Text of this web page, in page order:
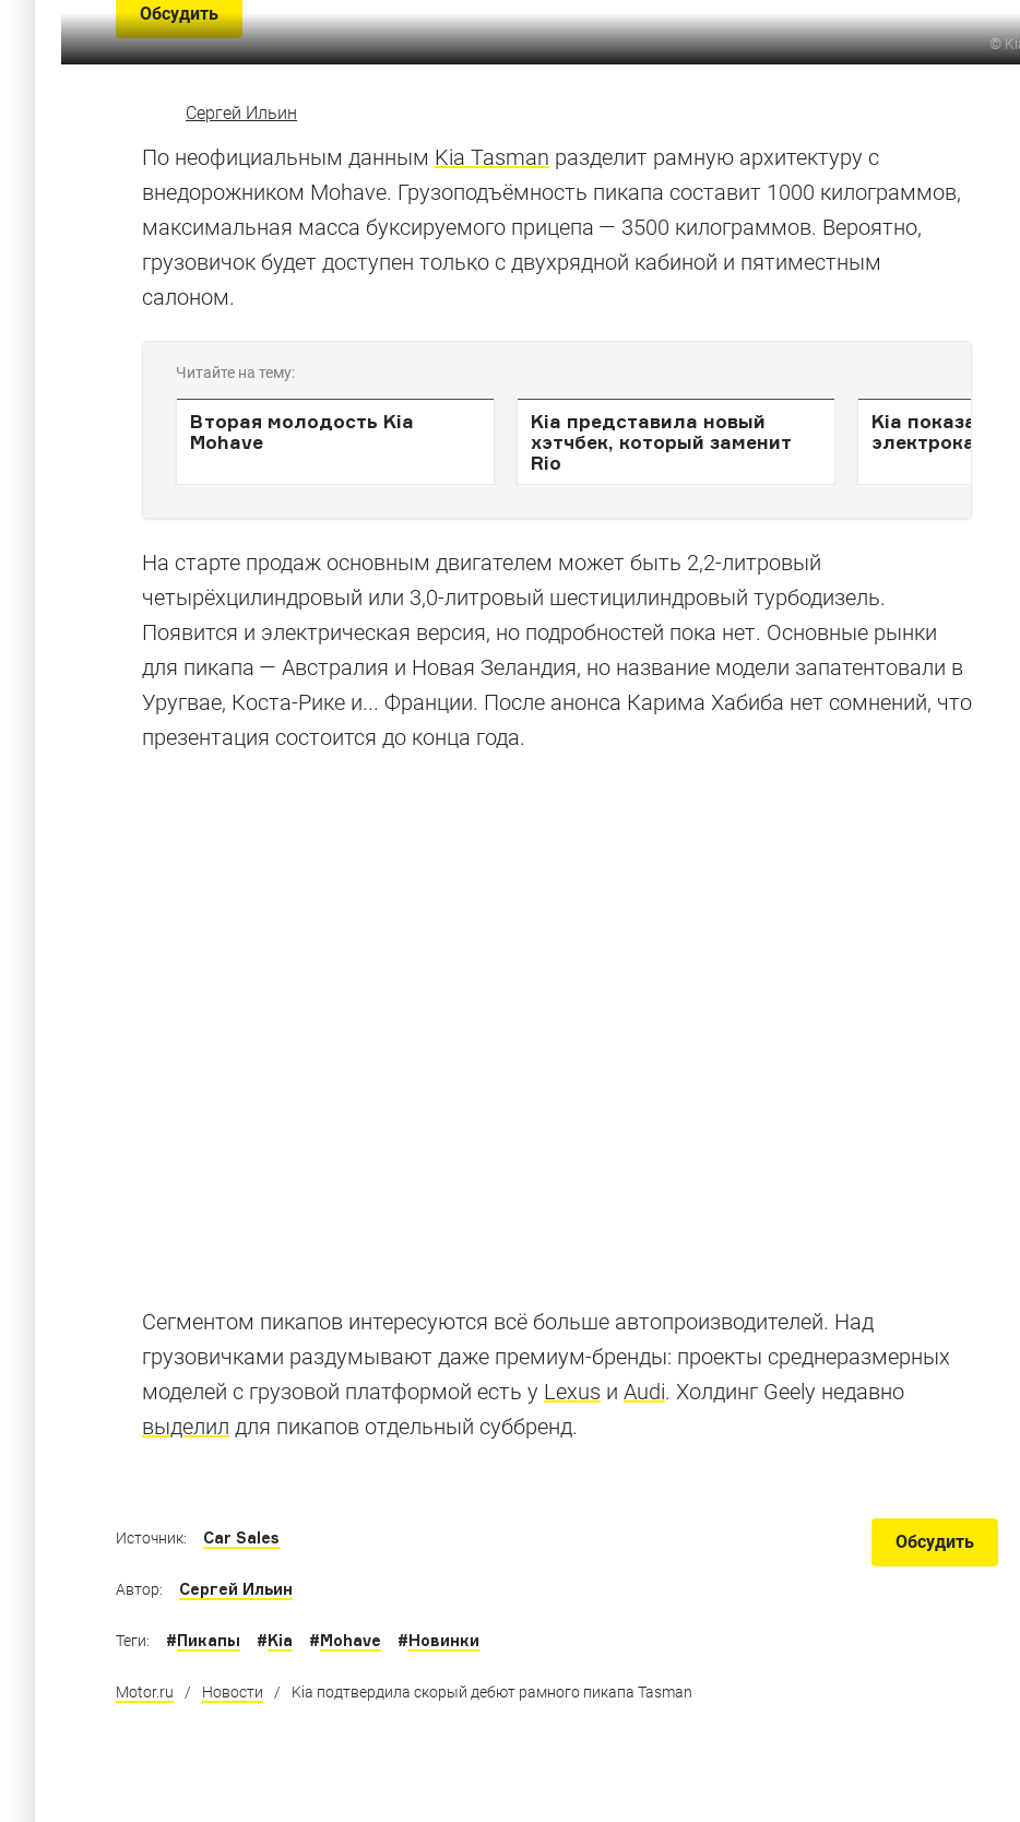
Обсудить
©
Сергей Ильин
По неофициальным данным Kia Tasman разделит рамную архитектуру с
внедорожником Mohave. Грузоподъёмность пикапа составит 1000 килограммов,
максимальная масса буксируемого прицепа — 3500 килограммов. Вероятно,
грузовичок будет доступен только с двухрядной кабиной и пятиместным
салоном.
Читайте на тему:
Вторая молодость Kia
Mohave
Kia представила новый
хэтчбек, который заменит
Rio
Kia показала
электрокара
На старте продаж основным двигателем может быть 2,2-литровый
четырёхцилиндровый или 3,0-литровый шестицилиндровый турбодизель.
Появится и электрическая версия, но подробностей пока нет. Основные рынки
для пикапа — Австралия и Новая Зеландия, но название модели запатентовали в
Уругвае, Коста-Рике и... Франции. После анонса Карима Хабиба нет сомнений, что
презентация состоится до конца года.
Сегментом пикапов интересуются всё больше автопроизводителей. Над
грузовичками раздумывают даже премиум-бренды: проекты среднеразмерных
моделей с грузовой платформой есть у Lexus и Audi. Холдинг Geely недавно
выделил для пикапов отдельный суббренд.
Невероятные пикапы
Безумные проекты знаменитых и малоизвестных ателье
Обсудить
Источник: Car Sales
Автор: Сергей Ильин
Теги: #Пикапы #Kia #Mohave #Новинки
Motor.ru / Новости / Kia подтвердила скорый дебют рамного пикапа Tasman